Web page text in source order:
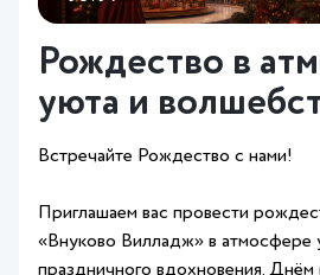
Рождество в
уюта и
Встречайте Рождество с нами!
Приглашаем вас провести
«Внуково Вилладж» в атмосфере
праздничного вдохновения. Днём